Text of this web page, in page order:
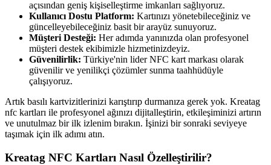
açısından geniş kişiselleştirme imkanları sağlıyoruz.
Kullanıcı Dostu Platform: Kartınızı yönetebileceğiniz ve
güncelleyebileceğiniz basit bir arayüz sunuyoruz.
Müşteri Desteği: Her adımda yanınızda olan profesyonel
müşteri destek ekibimizle hizmetinizdeyiz.
Güvenilirlik: Türkiye'nin lider NFC kart markası olarak
güvenilir ve yenilikçi çözümler sunma taahhüdüyle
çalışıyoruz.
Artık basılı kartvizitlerinizi karıştırıp durmanıza gerek yok. Kreatag
nfc kartları ile profesyonel ağınızı dijitalleştirin, etkileşiminizi artırın
ve unutulmaz bir ilk izlenim bırakın. İşinizi bir sonraki seviyeye
taşımak için ilk adımı atın.
Kreatag NFC Kartları Nasıl Özelleştirilir?